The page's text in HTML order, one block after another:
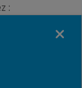
:
chaque